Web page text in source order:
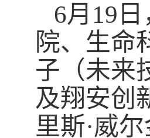
6月19
院、生命
子（未来
及翔安创
里斯·威